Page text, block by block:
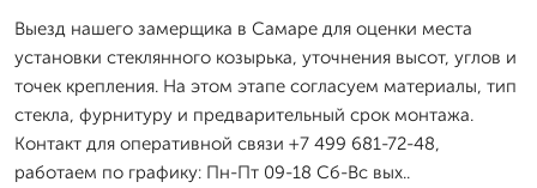
Выезд нашего замерщика в Самаре для оценки места
установки стеклянного козырька, уточнения высот, углов и
точек крепления. На этом этапе согласуем материалы, тип
стекла, фурнитуру и предварительный срок монтажа.
Контакт для оперативной связи +7 499 681-72-48,
работаем по графику: Пн-Пт 09-18 Сб-Вс вых..